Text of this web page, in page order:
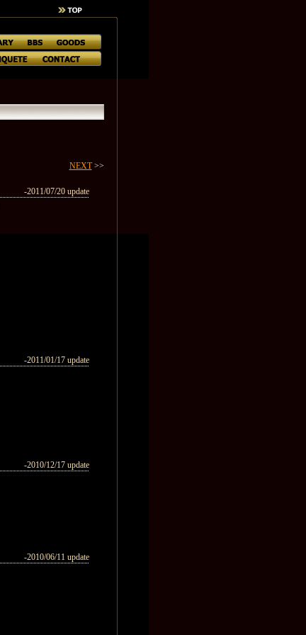
NEXT>>
-2011/07/20 update
-2011/01/17 update
-2010/12/17 update
-2010/06/11 update